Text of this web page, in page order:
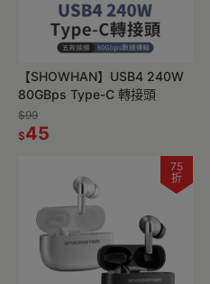
【SHOWHAN】USB4 240W
80GBps Type-C 轉接頭
$99
$45
75
折